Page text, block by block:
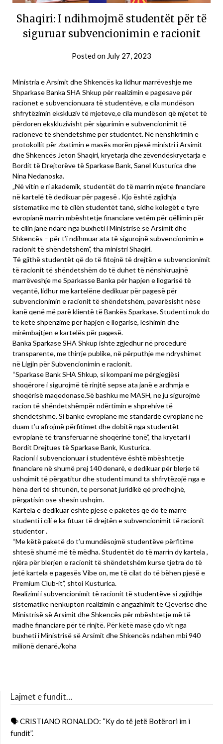
Shaqiri: I ndihmojmë studentët për të
siguruar subvencionimin e racionit
Posted on July 27, 2023
Ministria e Arsimit dhe Shkencës ka lidhur marrëveshje me
Shparkase Banka SHA Shkup për realizimin e pagesave për
racionet e subvencionuara të studentëve, e cila mundëson
shfrytëzimin ekskluziv të mjeteve,e cila mundëson që mjetet të
përdoren ekskluzivisht për sigurimin e subvencionimit të
racioneve të shëndetshme për studentët. Në nënshkrimin e
protokollit për zbatimin e masës morën pjesë ministri i Arsimit
dhe Shkencës Jeton Shaqiri, kryetarja dhe zëvendëskryetarja e
Bordit të Drejtorëve të Sparkase Bank, Sanel Kusturica dhe
Nina Nedanoska.
„Në vitin e ri akademik, studentët do të marrin mjete financiare
në kartelë të dedikuar për pagesë . Kjo është zgjidhja
sistematike me të cilën studentët tanë, sidhe kolegët e tyre
evropianë marrin mbështetje financiare vetëm për qëllimin për
të cilin janë ndarë nga buxheti i Ministrisë së Arsimit dhe
Shkencës – për t’i ndihmuar ata të sigurojnë subvencionimin e
racionit të shëndetshëm”, tha ministri Shaqiri.
Të gjithë studentët që do të fitojnë të drejtën e subvencionimit
të racionit të shëndetshëm do të duhet të nënshkruajnë
marrëveshje me Sparkasse Banka për hapjen e llogarisë të
veçantë, lidhur me kartelëne dedikuar për pagesë për
subvencionimin e racionit të shëndetshëm, pavarësisht nëse
kanë qenë më parë klientë të Bankës Sparkase. Studenti nuk do
të ketë shpenzime për hapjen e llogarisë, lëshimin dhe
mirëmbajtjen e kartelës për pagesë.
Banka Sparkase SHA Shkup ishte zgjedhur në procedurë
transparente, me thirrje publike, në përputhje me ndryshimet
në Ligjin për Subvencionimin e racionit.
“Sparkase Bank SHA Shkup, si kompani me përgjegjësi
shoqërore i sigurojmë të rinjtë sepse ata janë e ardhmja e
shoqërisë maqedonase.Së bashku me MASH, ne ju sigurojmë
racion të shëndetshëmpër ndërtimin e shprehive të
shëndetshme. Si bankë evropiane me standarde evropiane ne
duam t’u afrojmë përfitimet dhe dobitë nga studentët
evropianë të transferuar në shoqërinë tonë”, tha kryetari i
Bordit Drejtues të Sparkase Bank, Kusturica.
Racioni i subvencionuar i studentëve është mbështetje
financiare në shumë prej 140 denarë, e dedikuar për blerje të
ushqimit të përgatitur dhe studenti mund ta shfrytëzojë nga e
hëna deri të shtunën, te personat juridikë që prodhojnë,
përgatisin ose shesin ushqim.
Kartela e dedikuar është pjesë e paketës që do të marrë
studenti i cili e ka fituar të drejtën e subvencionimit të racionit
studentor .
“Me këtë paketë do t’u mundësojmë studentëve përfitime
shtesë shumë më të mëdha. Studentët do të marrin dy kartela ,
njëra për blerjen e racionit të shëndetshëm kurse tjetra do të
jetë kartela e pagesës Vibe on, me të cilat do të bëhen pjesë e
Premium Club-it”, shtoi Kusturica.
Realizimi i subvencionimit të racionit të studentëve si zgjidhje
sistematike nënkupton realizimin e angazhimit të Qeverisë dhe
Ministrisë së Arsimit dhe Shkencës për mbështetje më të
madhe financiare për të rinjtë. Për këtë masë çdo vit nga
buxheti i Ministrisë së Arsimit dhe Shkencës ndahen mbi 940
milionë denarë./koha
Lajmet e fundit…
🗣 CRISTIANO RONALDO: “Ky do të jetë Botërori im i
fundit”.